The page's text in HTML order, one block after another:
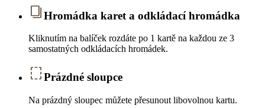
Hromádka karet a odkládací hromádka
Kliknutím na balíček rozdáte po 1 kartě na každou ze 3
samostatných odkládacích hromádek.
Prázdné sloupce
Na prázdný sloupec můžete přesunout libovolnou kartu.